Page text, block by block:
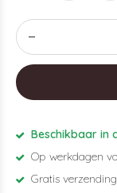
Beschikbaar in
Op werkdagen
Gratis